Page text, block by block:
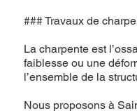
### Travaux de
La charpente est
faiblesse ou une
l’ensemble de la
Nous proposons à